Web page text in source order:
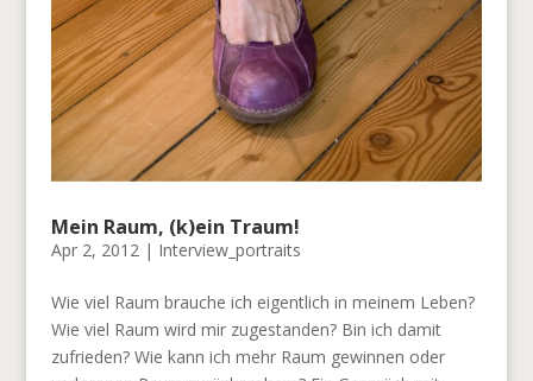
Mein Raum, (k)ein Traum!
Apr 2, 2012| Interview_portraits
Wie viel Raum brauche ich eigentlich in meinem Leben?
Wie viel Raum wird mir zugestanden? Bin ich damit
zufrieden? Wie kann ich mehr Raum gewinnen oder